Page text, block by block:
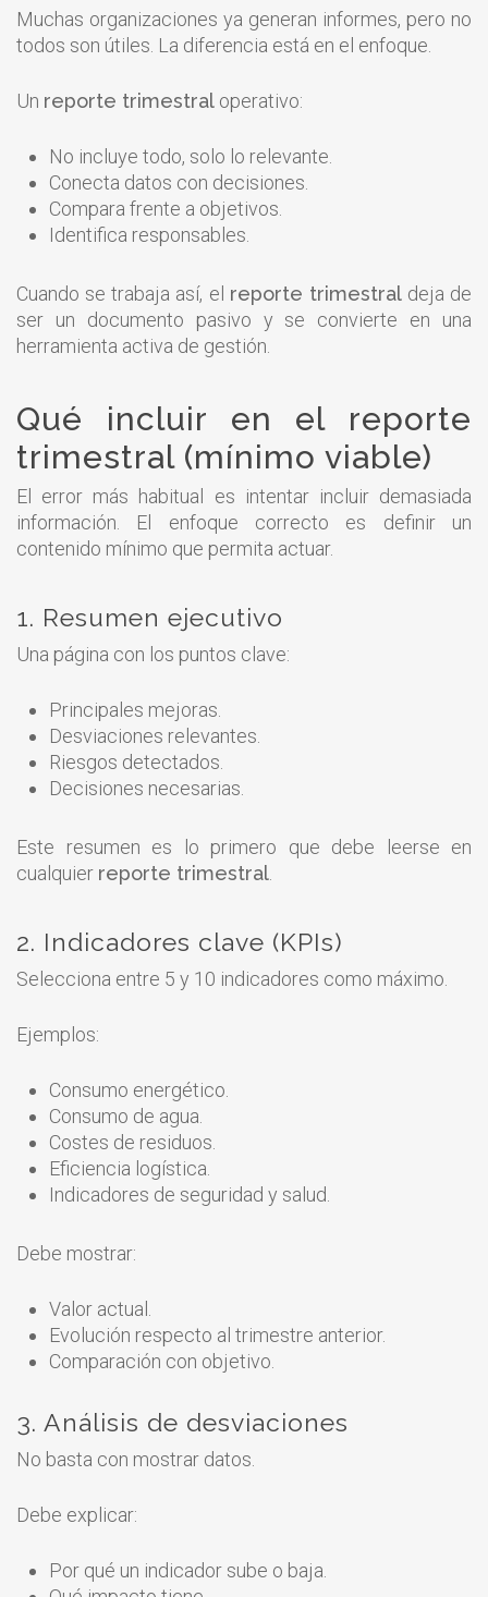
Muchas organizaciones ya generan informes, pero no
todos son útiles. La diferencia está en el enfoque.
Un reporte trimestral operativo:
No incluye todo, solo lo relevante.
Conecta datos con decisiones.
Compara frente a objetivos.
Identifica responsables.
Cuando se trabaja así, el reporte trimestraldeja de
ser un documento pasivo y se convierte en una
herramienta activa de gestión.
Qué incluir en el reporte
trimestral (mínimo viable)
El error más habitual es intentar incluir demasiada
información. El enfoque correcto es definir un
contenido mínimo que permita actuar.
1. Resumen ejecutivo
Una página con los puntos clave:
Principales mejoras.
Desviaciones relevantes.
Riesgos detectados.
Decisiones necesarias.
Este resumen es lo primero que debe leerse en
cualquier reporte trimestral
2. Indicadores clave (KPIs)
Selecciona entre 5 y 10 indicadores como máximo.
Ejemplos:
Consumo energético.
Consumo de agua.
Costes de residuos.
Eficiencia logística.
Indicadores de seguridad y salud.
Debe mostrar:
Valor actual.
Evolución respecto al trimestre anterior.
Comparación con objetivo.
3. Análisis de desviaciones
No basta con mostrar datos.
Debe explicar:
Por qué un indicador sube o baja.